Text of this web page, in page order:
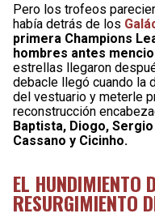
Pero los trofeos
había detrás de los
primera Champions
hombres antes
estrellas llegaron
debacle llegó cuando la
del vestuario y meterle
reconstrucción
Baptista, Diogo,
Cassano y Cicinho.
EL HUNDIMIENTO
RESURGIMIENTO